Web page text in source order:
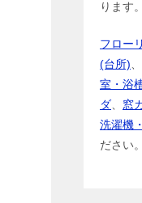
ります。
フロー
(台所)
室・浴
ダ
窓
洗濯機
ださい。